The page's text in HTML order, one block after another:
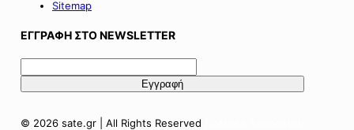
Sitemap
ΕΓΓΡΑΦΗ ΣΤΟ NEWSLETTER
© 2026 sate.gr | All Rights Reserved